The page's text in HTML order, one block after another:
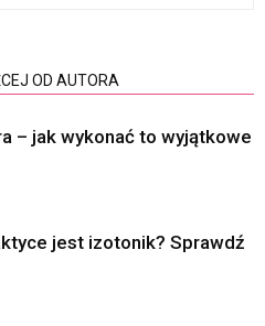
OD AUTORA
– jak wykonać to wyjątkowe
jest izotonik? Sprawdź